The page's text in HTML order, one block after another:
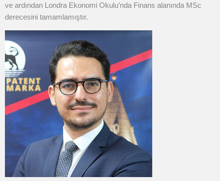
ve ardından Londra Ekonomi Okulu’nda Finans alanında MSc
derecesini tamamlamıştır.